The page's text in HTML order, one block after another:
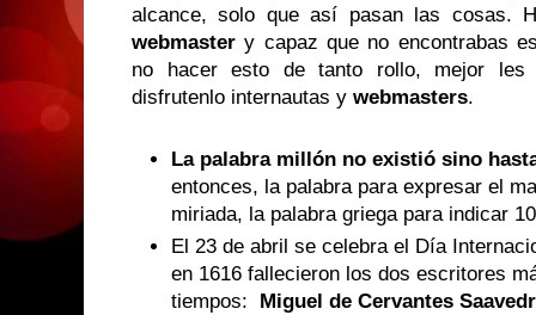
alcance, solo que así pasan las cosas.
webmaster y capaz que no encontrabas
no hacer esto de tanto rollo, mejor les
disfrutenlo internautas y webmasters.
La palabra millón no existió sino
entonces, la palabra para expresar el
miriada, la palabra griega para indicar
El 23 de abril se celebra el Día
en 1616 fallecieron los dos escritores
tiempos: Miguel de Cervantes